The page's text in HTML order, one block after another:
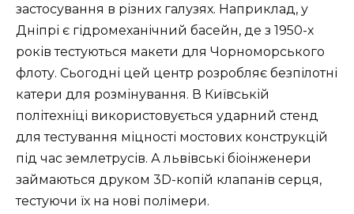
застосування в різних галузях. Наприклад, у
Дніпрі є гідромеханічний басейн, де з 1950-х
років тестуються макети для Чорноморського
флоту. Сьогодні цей центр розробляє безпілотні
катери для розмінування. В Київській
політехніці використовується ударний стенд
для тестування міцності мостових конструкцій
під час землетрусів. А львівські біоінженери
займаються друком 3D-копій клапанів серця,
тестуючи їх на нові полімери.